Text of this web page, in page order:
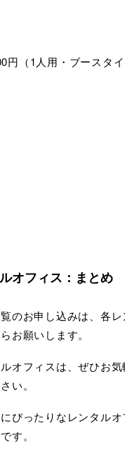
円（1人用・ブースタ
オフィス：まとめ
のお申し込みは、各レ
お願いします。
オフィスは、ぜひお気
い。
ぴったりなレンタルオ
す。